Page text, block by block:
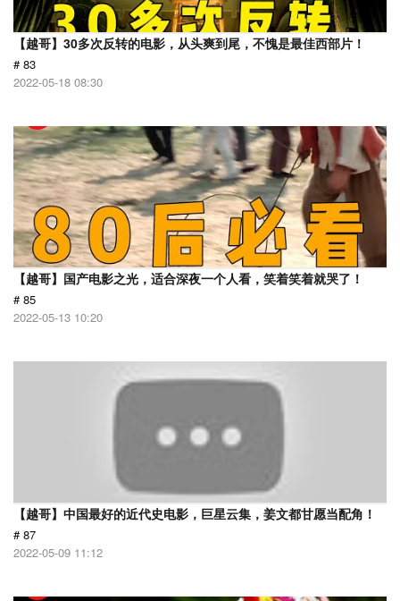
【越哥】30多次反转的电影，从头爽到尾，不愧是最佳西部片！
# 83
2022-05-18 08:30
【越哥】国产电影之光，适合深夜一个人看，笑着笑着就哭了！
# 85
2022-05-13 10:20
【越哥】中国最好的近代史电影，巨星云集，姜文都甘愿当配角！
# 87
2022-05-09 11:12